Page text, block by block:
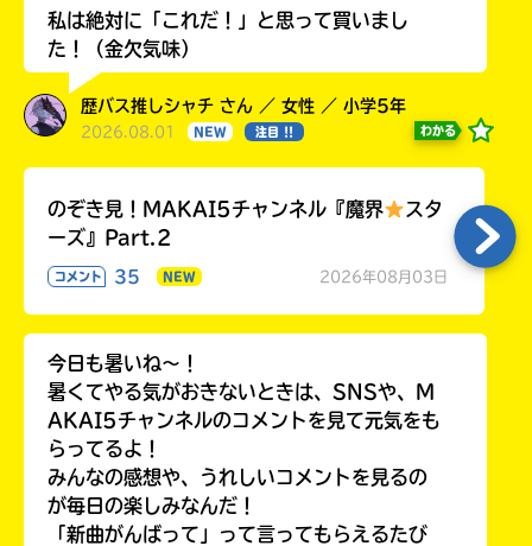
私は絶対に「これだ！」と思って買いまし
た！（金欠気味）
歴バス推しシャチ さん ／ 女性 ／ 小学5年
2026.08.01 NEW 注目 !! わかる
のぞき見！MAKAI5チャンネル『魔界
スタ
ーズ』Part.2
コメント 35 NEW 2026年08月03日
今日も暑いね〜！
暑くてやる気がおきないときは、SNSや、M
AKAI5チャンネルのコメントを見て元気をも
らってるよ！
みんなの感想や、うれしいコメントを見るの
が毎日の楽しみなんだ！
「新曲がんばって」って言ってもらえるたび